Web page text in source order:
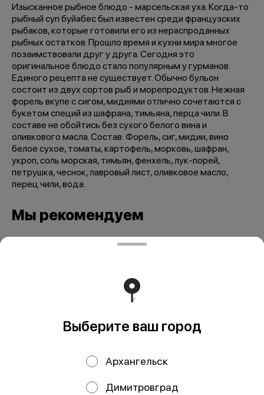
Изысканное рыбное блюдо - марсельская уха. Когда-то
рыбный суп буйабес был известен среди французских
рыбаков, которые готовили его из нераспроданных
рыбных остатков. Прошло время и кухни мира многое
позаимствовали друг у друга. Сегодня это
оригинальное блюдо стало популярным у гурманов.
Единого рецепта не существует. Обычно бульон
состоит из двух сортов рыб и морепродуктов. Нежная
форель вкупе с сигом, мидиями отлично сочетаются с
букетом специй из шафрана, тимьяна, перца чили. В
составе не обойтись без сухого белого вина и
оливкового масла. Состав: Форель, сиг, мидии, вино
белое сухое, томаты, картофель, морковь, шафран,
укроп, соль морская, тимьян, фенхель, лук-порей,
петрушка, чеснок, лавровый лист, оливковое масло,
перец чили, вода.
Мы рекомендуем
собственном соку
Осетр в томатном
соусе 240 гр
Выберите ваш город
Архангельск
Димитровград